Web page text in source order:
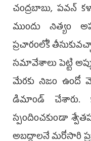
చంద్రబాబు, పవన్
ముందు నిత్యం
ప్రచారంలోకి
సమావేశాలు పెట్టి
మేరకు నిజం
డిమాండ్ చేశారు.
స్పందించకుండా
అబద్దాలనే మరోసారి